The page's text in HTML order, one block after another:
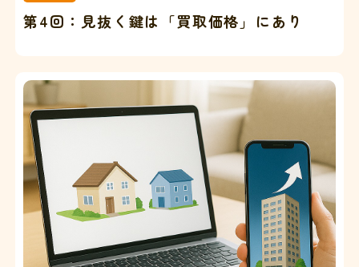
第4回：見抜く鍵は「買取価格」にあり